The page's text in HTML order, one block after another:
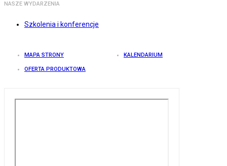
NASZE WYDARZENIA
Szkolenia i konferencje
MAPA STRONY KALENDARIUM
OFERTA PRODUKTOWA